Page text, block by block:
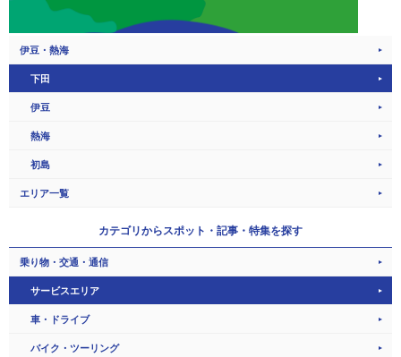
伊豆・熱海
下田
伊豆
熱海
初島
エリア一覧
カテゴリからスポット・記事・特集を探す
乗り物・交通・通信
サービスエリア
車・ドライブ
バイク・ツーリング